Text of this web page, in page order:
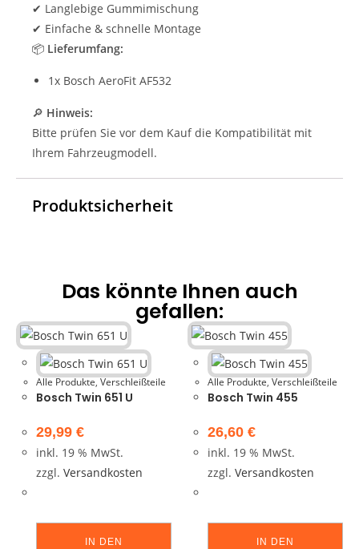
✔ Langlebige Gummimischung
✔ Einfache & schnelle Montage
📦 Lieferumfang:
1x Bosch AeroFit AF532
🔎 Hinweis:
Bitte prüfen Sie vor dem Kauf die Kompatibilität mit
Ihrem Fahrzeugmodell.
Produktsicherheit
Das könnte Ihnen auch
gefallen:
Alle Produkte,Verschleißteile
Bosch Twin 651 U
29,99 €
inkl. 19 % MwSt.
zzgl. Versandkosten
IN DEN
Alle Produkte,Verschleißteile
Bosch Twin 455
26,60 €
inkl. 19 % MwSt.
zzgl. Versandkosten
IN DEN